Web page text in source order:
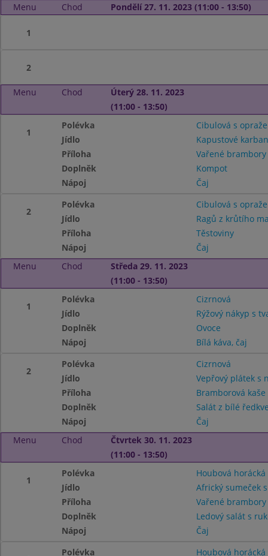
Menu Chod Pondělí 27. 11. 2023 (11:00 - 13:50)
1
2
Menu Chod
Úterý 28. 11. 2023
(11:00 - 13:50)
1
Polévka
Cibulová s
Jídlo
Kapustové
Příloha
Vařené
Doplněk
Kompot
Nápoj
Čaj
2
Polévka
Cibulová s
Jídlo
Ragů z krůtího
Příloha
Těstoviny
Nápoj
Čaj
Menu
Chod
Středa 29. 11. 2023
(11:00 - 13:50)
1
Polévka
Cizrnová
Jídlo
Rýžový nákyp s
Doplněk
Ovoce
Nápoj
Bílá káva, čaj
2
Polévka
Cizrnová
Jídlo
Vepřový plátek s
Příloha
Bramborová kaše
Doplněk
Salát z bílé
Nápoj
Čaj
Menu
Chod
Čtvrtek 30. 11. 2023
(11:00 - 13:50)
1
Polévka
Houbová horácká
Jídlo
Africký sumeček
Příloha
Vařené
Doplněk
Ledový salát s
Nápoj
Čaj
Polévka
Houbová horácká